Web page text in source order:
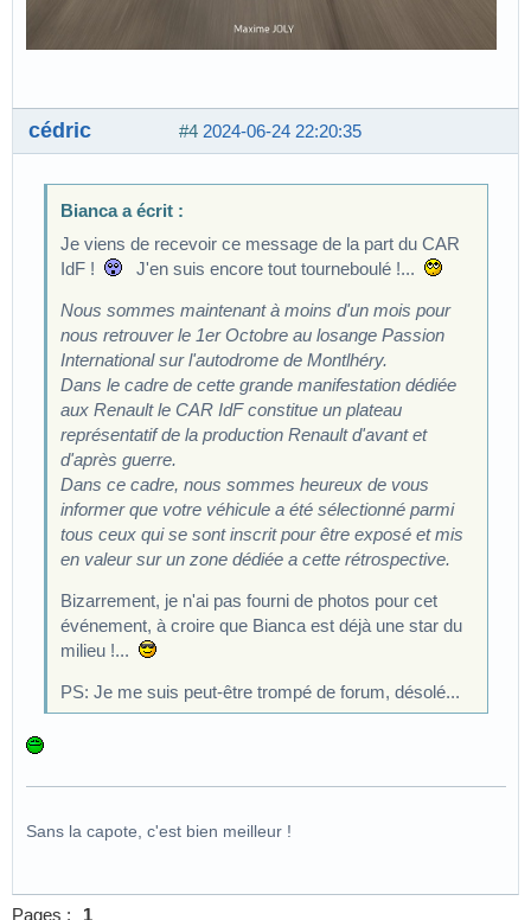
#4 2024-06-24 22:20:35
cédric
Bianca a écrit :
Je viens de recevoir ce message de la part du CAR
IdF !
J'en suis encore tout tourneboulé !...
Nous sommes maintenant à moins d'un mois pour
nous retrouver le 1er Octobre au losange Passion
International sur l'autodrome de Montlhéry.
Dans le cadre de cette grande manifestation dédiée
aux Renault le CAR IdF constitue un plateau
représentatif de la production Renault d'avant et
d'après guerre.
Dans ce cadre, nous sommes heureux de vous
informer que votre véhicule a été sélectionné parmi
tous ceux qui se sont inscrit pour être exposé et mis
en valeur sur un zone dédiée a cette rétrospective.
Bizarrement, je n'ai pas fourni de photos pour cet
événement, à croire que Bianca est déjà une star du
milieu !...
PS: Je me suis peut-être trompé de forum, désolé...
Sans la capote, c'est bien meilleur !
Pages : 1